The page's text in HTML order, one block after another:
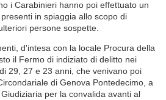
i Carabinieri hanno poi effettuato un
in spiaggia allo scopo di
persone sospette.
d'intesa con la locale Procura della
il Fermo di indiziato di delitto nei
29, 27 e 23 anni, che venivano poi
di Genova Pontedecimo, a
per la convalida avanti al